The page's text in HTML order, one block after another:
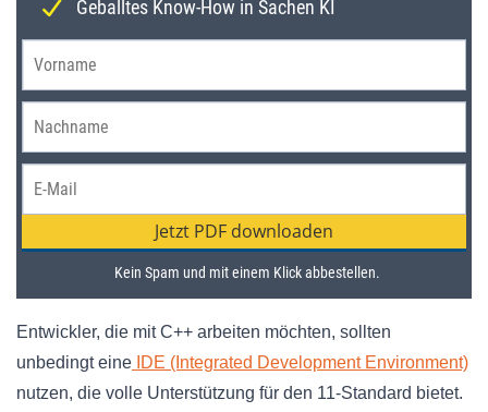
Entwickler, die mit C++ arbeiten möchten, sollten
unbedingt eine IDE (Integrated Development Environment)
nutzen, die volle Unterstützung für den 11-Standard bietet.